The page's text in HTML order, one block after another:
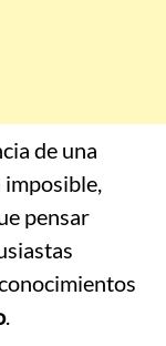
de una
imposible,
pensar
.